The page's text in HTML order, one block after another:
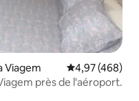
Viagem Évaluation
4,97 (468)
près de l'aéroport.